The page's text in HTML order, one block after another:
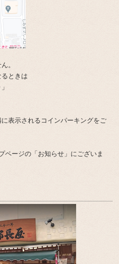
。
るときは
表示されるコインパーキングをご
ページの「お知らせ」にございま